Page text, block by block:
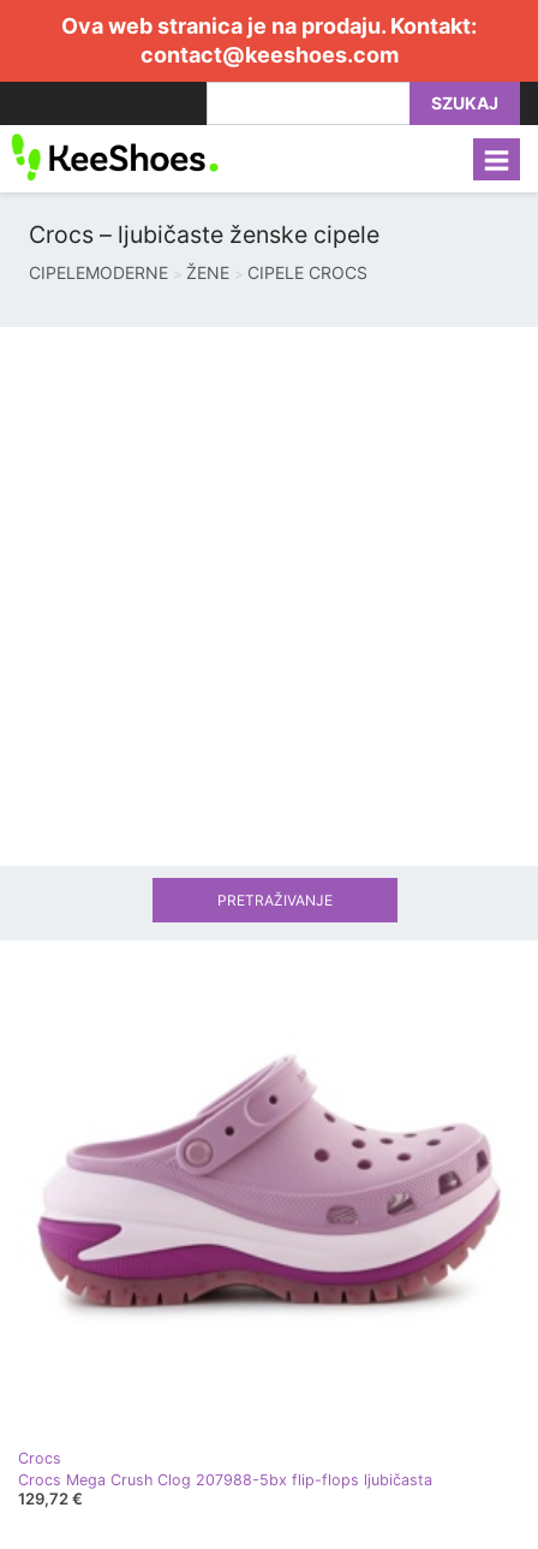
Ova web stranica je na prodaju. Kontakt:
contact@keeshoes.com
SZUKAJ
Crocs – ljubičaste ženske cipele
CIPELEMODERNE ŽENE CIPELE CROCS
Crocs
Crocs Mega Crush Clog 207988-5bx flip-flops ljubičasta
129,72 €
PRETRAŽIVANJE